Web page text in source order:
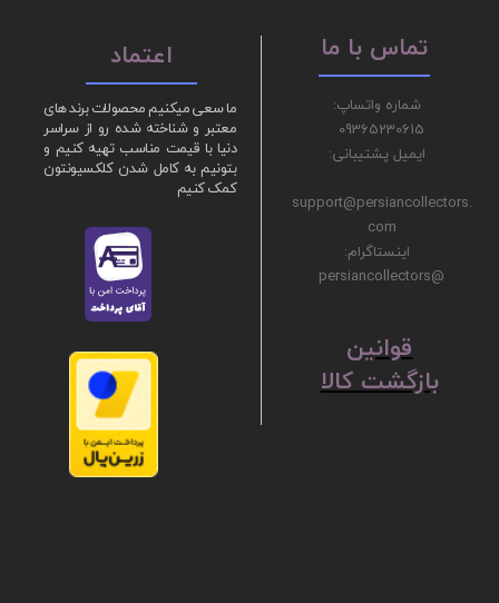
ما سعی میکنیم محصولات برند های
معتبر و شناخته شده رو از سراسر
دنیا با قیمت مناسب تهیه کنیم و
بتونیم به کامل شدن کلکسیونتون
کمک کنیم
شماره واتساپ:
09365230615
ایمیل پشتیبانی:
support@persiancollectors.
com
اینستاگرام:
@persiancollectors
تماس با ما اعتماد
ق​​​​​​​وانین
بازگشت کالا